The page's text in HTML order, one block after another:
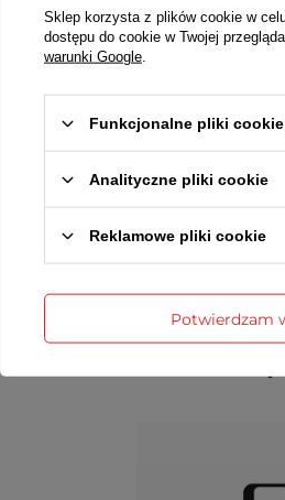
Sklep korzysta z plików cookie w
dostępu do cookie w Twojej
warunki Google
Funkcjonalne pliki cookie
Analityczne pliki cookie
Reklamowe pliki cookie
Potwierdzam